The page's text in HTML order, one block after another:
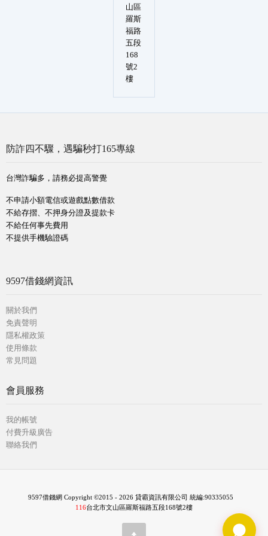
山區
羅斯
福路
五段
168
號2
樓
防詐四不驟，遇騙秒打165專線
台灣詐騙多，請務必提高警覺
不申請小額電信或遊戲點數借款
不給存摺、不押身分證及提款卡
不給任何事先費用
不提供手機驗證碼
9597借錢網資訊
關於我們
免責聲明
隱私權政策
使用條款
常見問題
會員服務
我的帳號
付費升級廣告
聯絡我們
9597借錢網 Copyright ©2015 - 2026 貸霸資訊有限公司 統編:90335055
116台北市文山區羅斯福路五段168號2樓